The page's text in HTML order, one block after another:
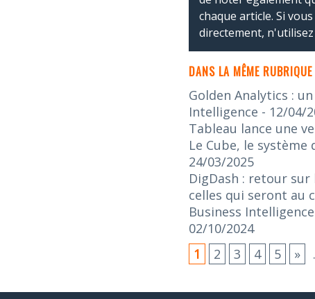
chaque article. Si
directement,
DANS LA MÊME
Golden Analytics :
Intelligence - 12/04/
Tableau lance une
Le Cube, le
24/03/2025
DigDash : retour
celles qui seront au
Business
02/10/2024
1
2 3 4 5 »